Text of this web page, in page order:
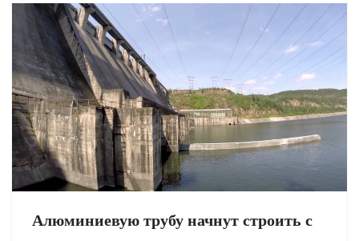
Алюминиевую трубу начнут строить с